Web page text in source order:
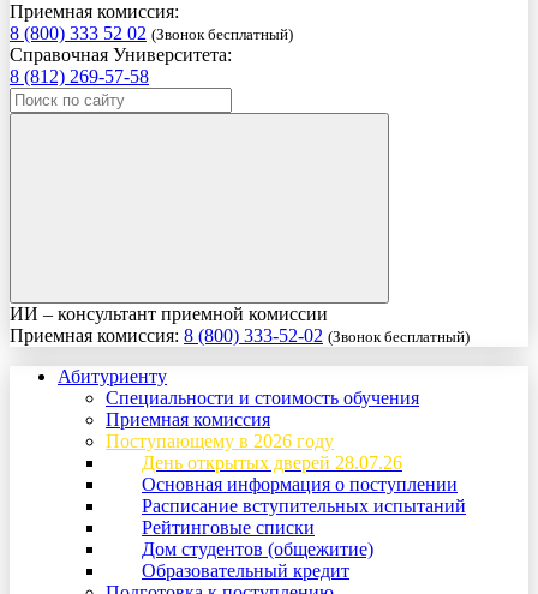
Приемная комиссия:
8 (800) 333 52 02 (Звонок бесплатный)
Справочная Университета:
8 (812) 269-57-58
ИИ – консультант приемной комиссии
Приемная комиссия: 8 (800) 333-52-02 (Звонок бесплатный)
Абитуриенту
Специальности и стоимость обучения
Приемная комиссия
Поступающему в 2026 году
День открытых дверей 28.07.26
Основная информация о поступлении
Расписание вступительных испытаний
Рейтинговые списки
Дом студентов (общежитие)
Образовательный кредит